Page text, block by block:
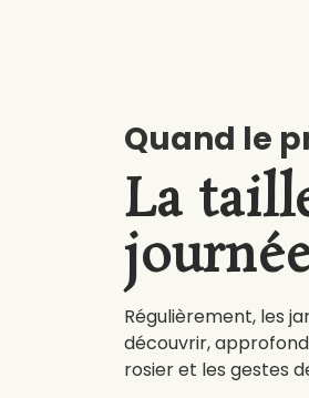
Quand le
La
Régulièrement, les
découvrir,
rosier et les gestes